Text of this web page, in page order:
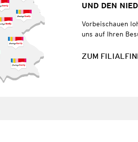
UND DEN
Vorbeischauen
uns auf Ihren
ZUM